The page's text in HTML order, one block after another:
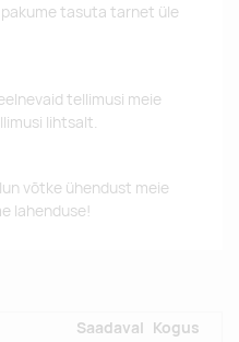
tasuta tarnet üle
tellimusi meie
lihtsalt.
võtke ühendust meie
lahenduse!
Saadaval Kogus